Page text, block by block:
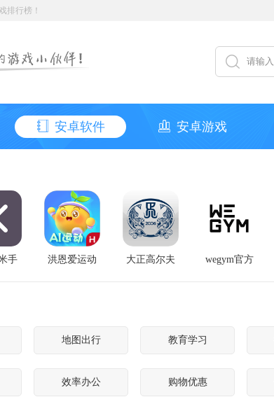
排行榜！
安卓软件 安卓游戏
手
洪恩爱运动
大正高尔夫
wegym官方
地图出行 教育学习
效率办公 购物优惠